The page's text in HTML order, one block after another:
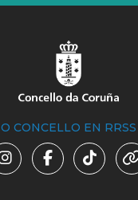
O CONCELLO EN RRSS